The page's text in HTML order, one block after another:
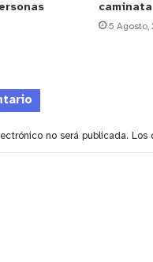
caminata
5 Agosto,
no será publicada. Los